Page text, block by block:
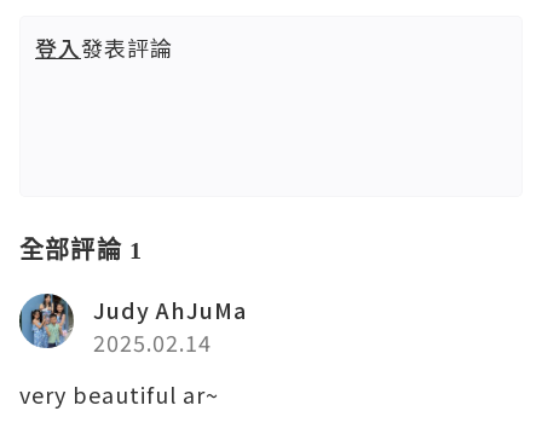
登入發表評論
全部評論 1
Judy AhJuMa
2025.02.14
very beautiful ar~